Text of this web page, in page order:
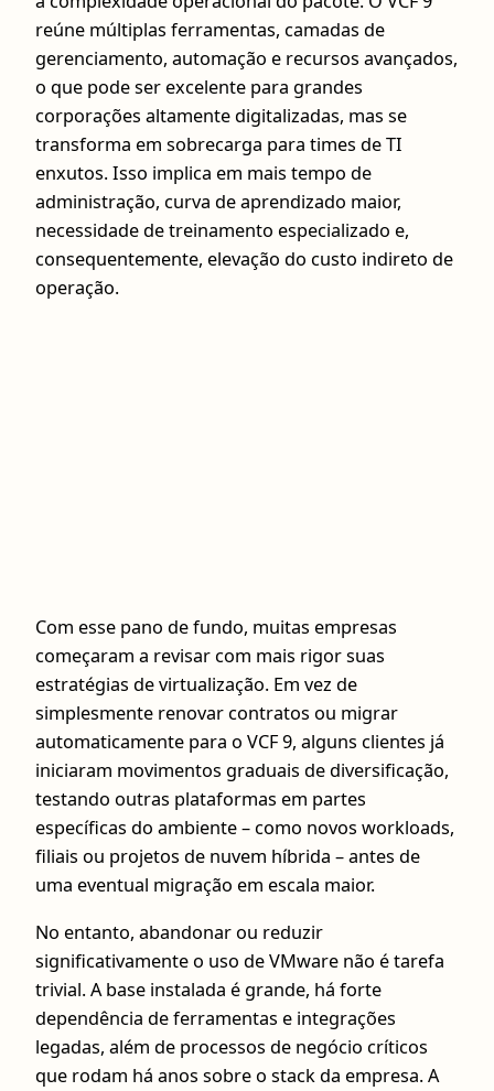
reúne múltiplas ferramentas, camadas de
gerenciamento, automação e recursos avançados,
o que pode ser excelente para grandes
corporações altamente digitalizadas, mas se
transforma em sobrecarga para times de TI
enxutos. Isso implica em mais tempo de
administração, curva de aprendizado maior,
necessidade de treinamento especializado e,
consequentemente, elevação do custo indireto de
operação.
Com esse pano de fundo, muitas empresas
começaram a revisar com mais rigor suas
estratégias de virtualização. Em vez de
simplesmente renovar contratos ou migrar
automaticamente para o VCF 9, alguns clientes já
iniciaram movimentos graduais de diversificação,
testando outras plataformas em partes
específicas do ambiente – como novos workloads,
filiais ou projetos de nuvem híbrida – antes de
uma eventual migração em escala maior.
No entanto, abandonar ou reduzir
significativamente o uso de VMware não é tarefa
trivial. A base instalada é grande, há forte
dependência de ferramentas e integrações
legadas, além de processos de negócio críticos
que rodam há anos sobre o stack da empresa. A